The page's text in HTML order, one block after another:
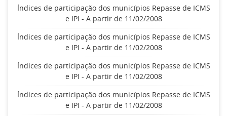
Índices de participação dos municípios Repasse de ICMS
e IPI - A partir de 11/02/2008
Índices de participação dos municípios Repasse de ICMS
e IPI - A partir de 11/02/2008
Índices de participação dos municípios Repasse de ICMS
e IPI - A partir de 11/02/2008
Índices de participação dos municípios Repasse de ICMS
e IPI - A partir de 11/02/2008